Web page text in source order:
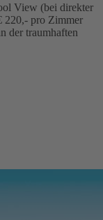
View (bei direkter
220,- pro Zimmer
der traumhaften